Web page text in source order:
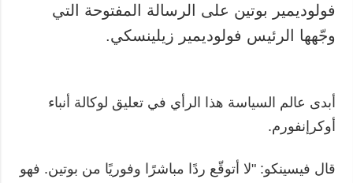
فولوديمير بوتين على الرسالة المفتوحة التي
وجّهها الرئيس فولوديمير زيلينسكي.
أبدى عالم السياسة هذا الرأي في تعليق لوكالة أنباء
أوكرإنفورم.
قال فيسينكو: "لا أتوقّع ردًا مباشرًا وفوريًا من بوتين. فهو